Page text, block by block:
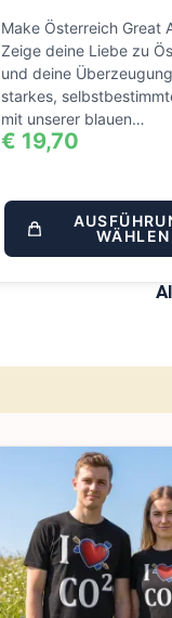
Make Österreich Great
Zeige deine Liebe zu
und deine
starkes,
mit unserer blauen…
€ 19,70
WÄHLEN